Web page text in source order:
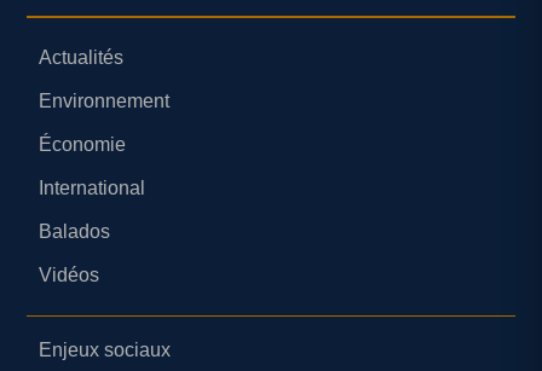
Actualités
Environnement
Économie
International
Balados
Vidéos
Enjeux sociaux